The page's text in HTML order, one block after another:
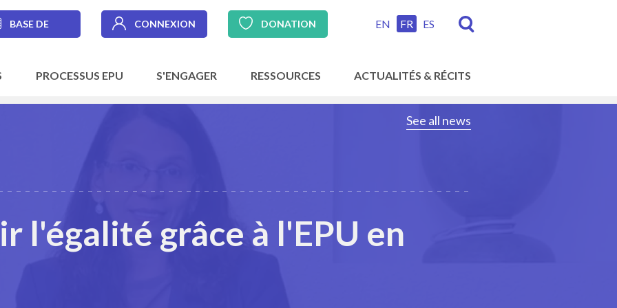
BASE DE CONNEXION DONATION EN FR ES
PROCESSUS EPU S'ENGAGER RESSOURCES ACTUALITÉS & RÉCITS
See all news
l'égalité grâce à l'EPU en